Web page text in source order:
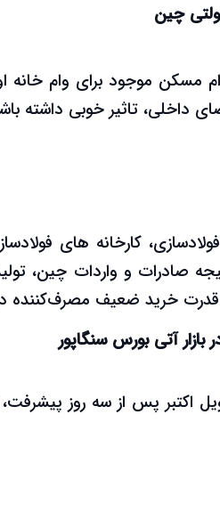
چین
مسکن موجود برای وام
داخلی، تاثیر خوبی داشته
کارخانه های
صادرات و واردات چین،
قدرت خرید ضعیف
آتی بورس سنگاپور